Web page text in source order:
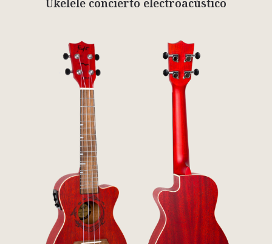
Ukelele concierto electroacústico